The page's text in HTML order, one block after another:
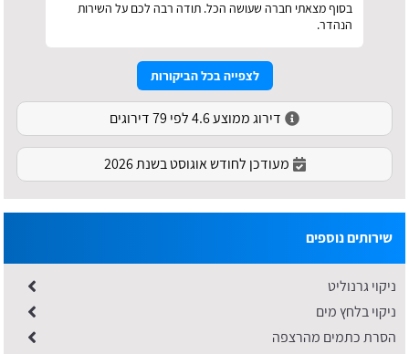
בסוף מצאתי חברה שעושה הכל. תודה רבה לכם על השירות
הנהדר.
לצפייה בכל הביקורות
דירוג ממוצע 4.6 לפי 79 דירוגים
מעודכן לחודש אוגוסט בשנת 2026
שירותים נוספים
ניקוי גרנוליט
ניקוי בלחץ מים
הסרת כתמים מהרצפה